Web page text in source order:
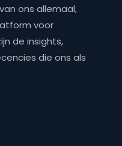
ons allemaal,
voor
de insights,
die ons als